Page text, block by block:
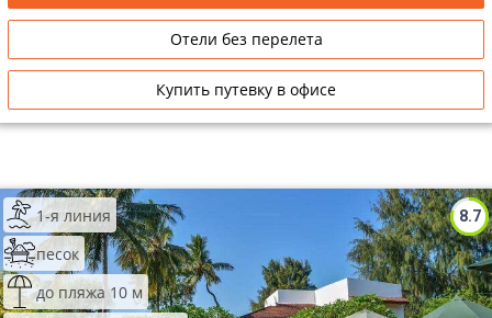
Отели без перелета
Купить путевку в офисе
8.7
1-я линия
песок
до пляжа 10 м